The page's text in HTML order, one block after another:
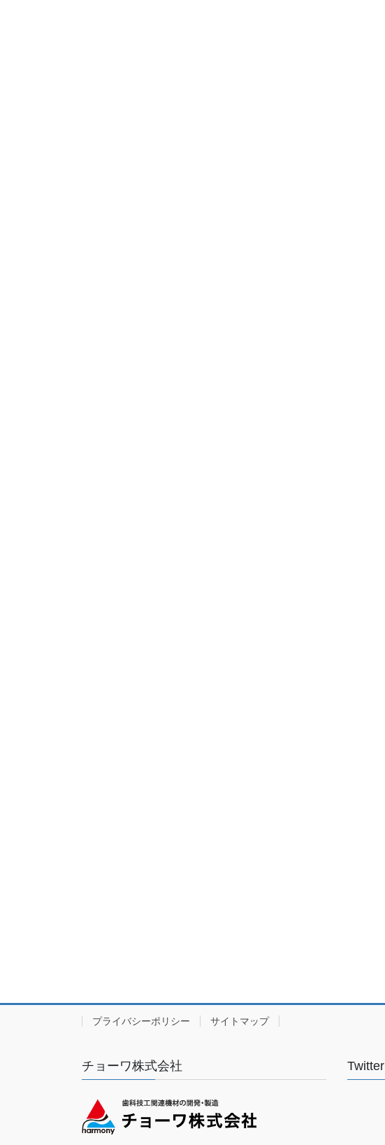
プライバシーポリシー サイトマップ
チョーワ株式会社 Twitter